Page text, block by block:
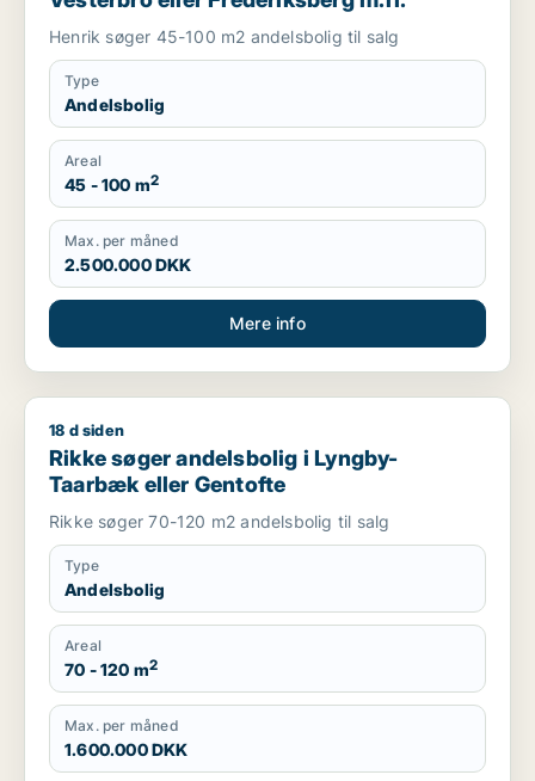
Henrik søger 45-100 m2 andelsbolig til salg
Type
Andelsbolig
Areal
45 - 100 m2
Max. per måned
2.500.000 DKK
Mere info
Rikke søger andelsbolig i Lyngby-Taarbæk eller Gentofte
18 d siden
Rikke søger andelsbolig i Lyngby-
Taarbæk eller Gentofte
Rikke søger 70-120 m2 andelsbolig til salg
Type
Andelsbolig
Areal
70 - 120 m2
Max. per måned
1.600.000 DKK